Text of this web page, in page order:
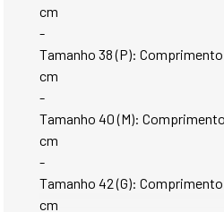
cm
-
Tamanho 38 (P):
cm
-
Tamanho 40 (M):
cm
-
Tamanho 42 (G):
cm